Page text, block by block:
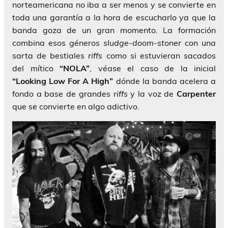
norteamericana no iba a ser menos y se convierte en
toda una garantía a la hora de escucharlo ya que la
banda goza de un gran momento. La formación
combina esos géneros sludge-doom-stoner con una
sarta de bestiales riffs como si estuvieran sacados
del mítico “NOLA”, véase el caso de la inicial
“Looking Low For A High” dónde la banda acelera a
fondo a base de grandes riffs y la voz de Carpenter
que se convierte en algo adictivo.